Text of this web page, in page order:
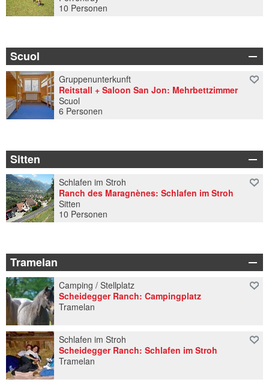
10 Personen
Scuol
Gruppenunterkunft
Reitstall + Saloon San Jon: Mehrbettzimmer
Scuol
6 Personen
Sitten
Schlafen im Stroh
Ranch des Maragnènes: Schlafen im Stroh
Sitten
10 Personen
Tramelan
Camping / Stellplatz
Scheidegger Ranch: Campingplatz
Tramelan
Schlafen im Stroh
Scheidegger Ranch: Schlafen im Stroh
Tramelan